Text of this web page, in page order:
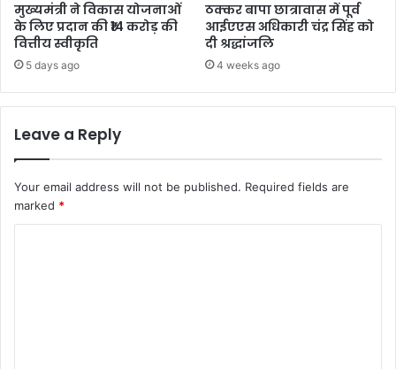
मुख्यमंत्री ने विकास योजनाओं
के लिए प्रदान की ₹14 करोड़ की
वित्तीय स्वीकृति
5 days ago
ठक्कर बापा छात्रावास में पूर्व
आईएएस अधिकारी चंद्र सिंह को
दी श्रद्धांजलि
4 weeks ago
Leave a Reply
Your email address will not be published. Required fields are
marked *